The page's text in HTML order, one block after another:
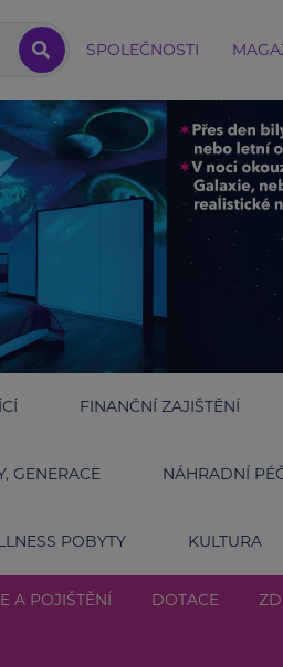
SPOLEČNOSTI
FINANČNÍ ZAJIŠTĚNÍ
GENERACE NÁHRADNÍ
POBYTY KULTURA
A POJIŠTĚNÍ DOTACE